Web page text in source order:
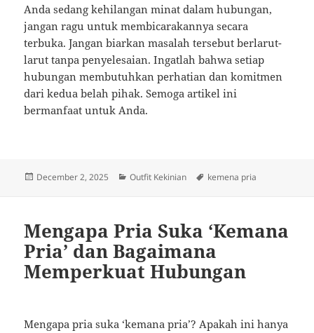
Anda sedang kehilangan minat dalam hubungan,
jangan ragu untuk membicarakannya secara
terbuka. Jangan biarkan masalah tersebut berlarut-
larut tanpa penyelesaian. Ingatlah bahwa setiap
hubungan membutuhkan perhatian dan komitmen
dari kedua belah pihak. Semoga artikel ini
bermanfaat untuk Anda.
Posted
December 2, 2025 Categories
Outfit Kekinian Tags
kemena pria
Mengapa Pria Suka ‘Kemana
Pria’ dan Bagaimana
Memperkuat Hubungan
Mengapa pria suka ‘kemana pria’? Apakah ini hanya